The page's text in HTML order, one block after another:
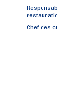
Chef des